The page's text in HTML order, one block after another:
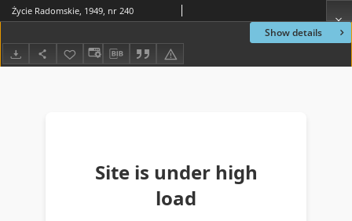
Show details
Życie Radomskie, 1949, nr 240